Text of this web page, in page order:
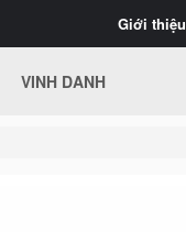
Giới thiệu
VINH DANH